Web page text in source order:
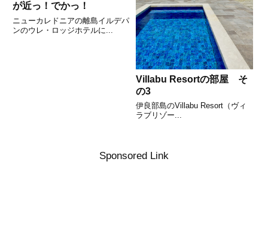
が近っ！でかっ！
ニューカレドニアの離島イルデパ
ンのウレ・ロッジホテルに...
Villabu Resortの部屋 そ
の3
伊良部島のVillabu Resort（ヴィ
ラブリゾー...
Sponsored Link